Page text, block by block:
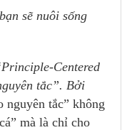
sẽ nuôi sống
Centered
tắc”. Bởi
nguyên tắc” không
mà là chỉ cho